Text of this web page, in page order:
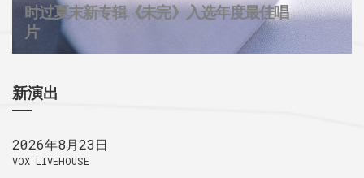
1724唱片的2025
时过夏末新专辑《未完》入选年度最佳唱
片
32个城市后摇群
新演出
2026年8月23日
VOX LIVEHOUSE